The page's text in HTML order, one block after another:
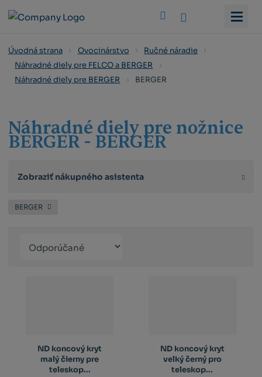
Úvodná strana Ovocinárstvo
Ručné náradie
Náhradné diely pre FELCO a BERGER
Náhradné diely pre BERGER
BERGER
Náhradné diely pre nožnice
BERGER - BERGER
Zobraziť nákupného asistenta
BERGER
produktů
ND koncový kryt
malý čierny pre
teleskop...
ND koncový kryt
velký černý pro
teleskop...